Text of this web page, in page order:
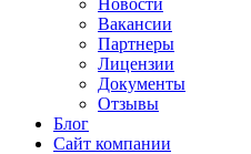
Новости
Вакансии
Партнеры
Лицензии
Документы
Отзывы
Блог
Сайт компании